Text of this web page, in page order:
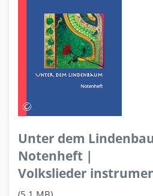
Unter dem
Notenheft |
Volkslieder